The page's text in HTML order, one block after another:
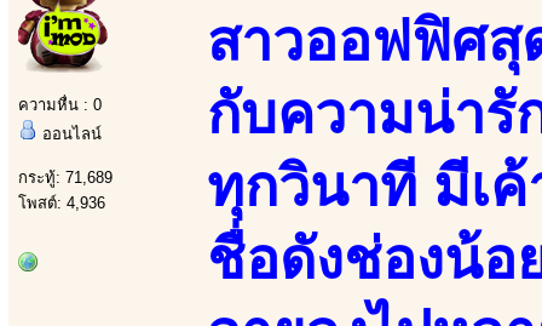
ความหื่น : 0
ออนไลน์
กระทู้: 71,689
โพสต์: 4,936
สาวออฟฟิศสุ
กับความน่ารั
ทุกวินาที มีเ
ชื่อดังช่องน้อ